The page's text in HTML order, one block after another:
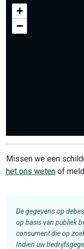
+
−
Missen we een
het ons weten of
De gegevens op
op basis van publiek
consument die op
Indien uw